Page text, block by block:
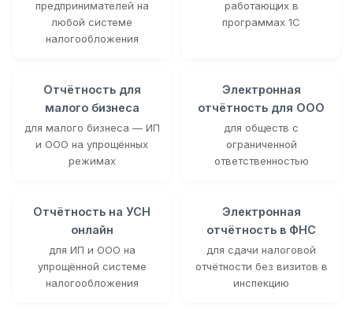
предпринимателей на
любой системе
налогообложения
работающих в
программах 1С
Отчётность для
малого бизнеса
для малого бизнеса — ИП
и ООО на упрощённых
режимах
Электронная
отчётность для ООО
для обществ с
ограниченной
ответственностью
Отчётность на УСН
онлайн
для ИП и ООО на
упрощённой системе
налогообложения
Электронная
отчётность в ФНС
для сдачи налоговой
отчётности без визитов в
инспекцию